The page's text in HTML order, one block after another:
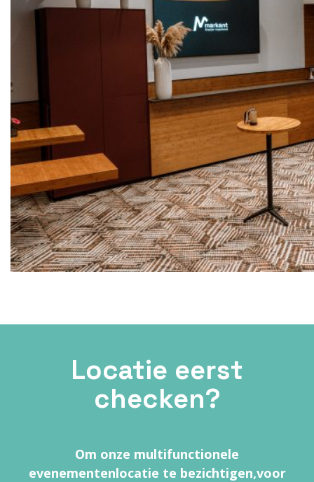
Locatie eerst
checken?
Om onze multifunctionele
evenementenlocatie te bezichtigen,voor